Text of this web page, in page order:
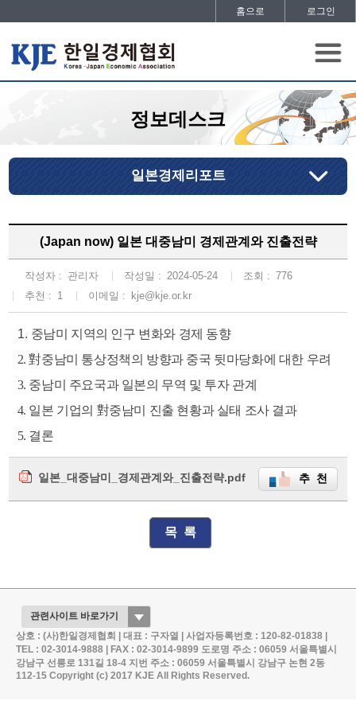
홈으로 로그인
정보데스크
일본경제리포트
(Japan now) 일본 대중남미 경제관계와 진출전략
작성자 : 관리자 작성일 : 2024-05-24 조회 : 776
추천 : 1 이메일 : kje@kje.or.kr
1. 중남미 지역의 인구 변화와 경제 동향
2.對중남미 통상정책의 방향과 중국 뒷마당화에 대한 우려
3. 중남미 주요국과 일본의 무역 및 투자 관계
4. 일본 기업의 對중남미 진출 현황과 실태 조사 결과
5. 결론
일본_대중남미_경제관계와_진출전략.pdf 추 천
목 록
상호 : (사)한일경제협회 | 대표 : 구자열 | 사업자등록번호 : 120-82-01838 |
TEL : 02-3014-9888 | FAX : 02-3014-9899도로명 주소 : 06059 서울특별시
강남구 선릉로 131길 18-4 지번 주소 : 06059 서울특별시 강남구 논현 2동
112-15Copyright (c) 2017 KJE All Rights Reserved.